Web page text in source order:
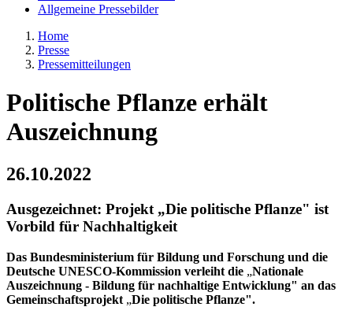
Allgemeine Pressebilder
Home
Presse
Pressemitteilungen
Politische Pflanze erhält
Auszeichnung
26.10.2022
Ausgezeichnet: Projekt „Die politische Pflanze" ist
Vorbild für Nachhaltigkeit
Das Bundesministerium für Bildung und Forschung und die
Deutsche UNESCO-Kommission verleiht die „Nationale
Auszeichnung - Bildung für nachhaltige Entwicklung" an das
Gemeinschaftsprojekt „Die politische Pflanze".